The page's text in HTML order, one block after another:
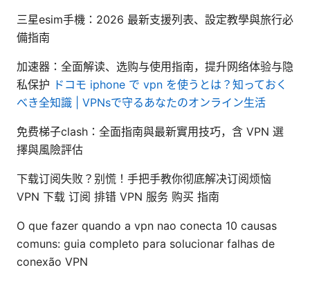
三星esim手機：2026 最新支援列表、設定教學與旅行必
備指南
加速器：全面解读、选购与使用指南，提升网络体验与隐
私保护 ドコモ iphone で vpn を使うとは？知っておく
べき全知識 | VPNsで守るあなたのオンライン生活
免费梯子clash：全面指南與最新實用技巧，含 VPN 選
擇與風險評估
下载订阅失败？别慌！手把手教你彻底解决订阅烦恼
VPN 下载 订阅 排错 VPN 服务 购买 指南
O que fazer quando a vpn nao conecta 10 causas
comuns: guia completo para solucionar falhas de
conexão VPN